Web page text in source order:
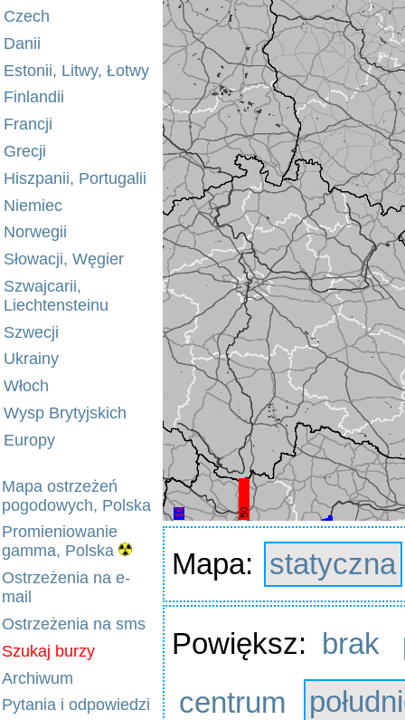
Czech
Danii
Estonii, Litwy, Łotwy
Finlandii
Francji
Grecji
Hiszpanii, Portugalii
Niemiec
Norwegii
Słowacji, Węgier
Szwajcarii,
Liechtensteinu
Szwecji
Ukrainy
Włoch
Wysp Brytyjskich
Europy
Mapa ostrzeżeń
pogodowych, Polska
Promieniowanie
gamma, Polska
Ostrzeżenia na e-
mail
Ostrzeżenia na sms
Szukaj burzy
Archiwum
Pytania i odpowiedzi
Mapa: statyczna
Powiększ: brak
centrum